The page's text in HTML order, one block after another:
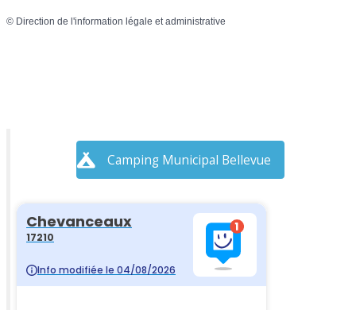
© Direction de l'information légale et administrative
Camping Municipal Bellevue